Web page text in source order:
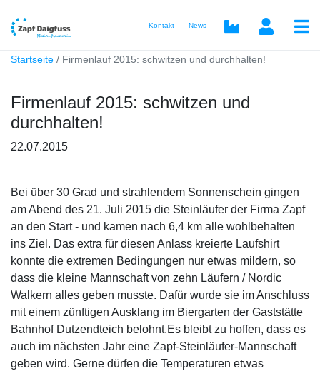
Kontakt News
Startseite Firmenlauf 2015: schwitzen und durchhalten!
Firmenlauf 2015: schwitzen und
durchhalten!
22.07.2015
Bei über 30 Grad und strahlendem Sonnenschein gingen
am Abend des 21. Juli 2015 die Steinläufer der Firma Zapf
an den Start - und kamen nach 6,4 km alle wohlbehalten
ins Ziel. Das extra für diesen Anlass kreierte Laufshirt
konnte die extremen Bedingungen nur etwas mildern, so
dass die kleine Mannschaft von zehn Läufern / Nordic
Walkern alles geben musste. Dafür wurde sie im Anschluss
mit einem zünftigen Ausklang im Biergarten der Gaststätte
Bahnhof Dutzendteich belohnt.Es bleibt zu hoffen, dass es
auch im nächsten Jahr eine Zapf-Steinläufer-Mannschaft
geben wird. Gerne dürfen die Temperaturen etwas